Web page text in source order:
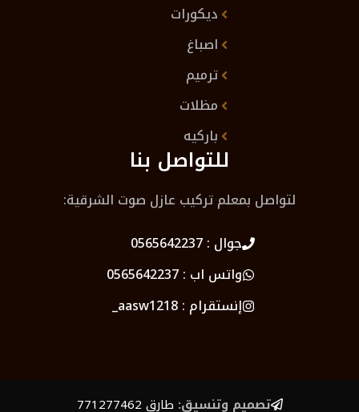
ديكورات
اصباغ
ترميم
مظلات
باركيه
للتواصل بنا
لتواصل بمعلم تركيب عازل صوت الشرقية:
جوال :0565642237
واتس اب :0565642237
إنستقرام :aasw1218_
تصميم وتنسيق: طارق 771277462